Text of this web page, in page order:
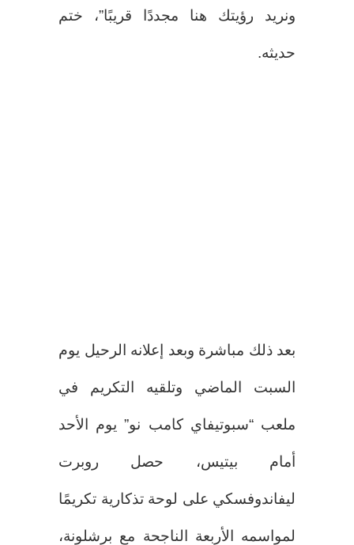
ونريد رؤيتك هنا مجددًا قريبًا”، ختم
حديثه.
بعد ذلك مباشرة وبعد إعلانه الرحيل يوم
السبت الماضي وتلقيه التكريم في
ملعب “سبوتيفاي كامب نو” يوم الأحد
أمام بيتيس، حصل روبرت
ليفاندوفسكي على لوحة تذكارية تكريمًا
لمواسمه الأربعة الناجحة مع برشلونة،